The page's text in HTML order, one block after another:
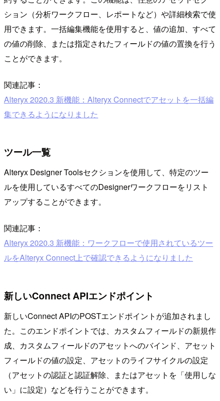
ション（分析ワークフロー、レポートなど）や詳細検索で使
用できます。一括編集機能を使用すると、値の追加、すべて
の値の削除、または指定されたフィールドの値の置換を行う
ことができます。
関連記事：
Alteryx 2020.3 新機能：Alteryx Connectでアセットを一括編
集できるようになりました
ツール一覧
Alteryx Designer Toolsセクションを使用して、特定のツー
ルを使用しているすべてのDesignerワークフローをリスト
アップすることができます。
関連記事：
Alteryx 2020.3 新機能：ワークフローで使用されているツー
ルをAlteryx Connect上で確認できるようになりました
新しいConnect APIエンドポイント
新しいConnect APIのPOSTエンドポイントが追加されまし
た。このエンドポイントでは、カスタムフィールドの新規作
成、カスタムフィールドのアセットへのバインド、アセット
フィールドの値の設定、アセットのライフサイクルの設定
（アセットの認証と認証解除、またはアセットを「使用しな
い」に設定）などを行うことができます。